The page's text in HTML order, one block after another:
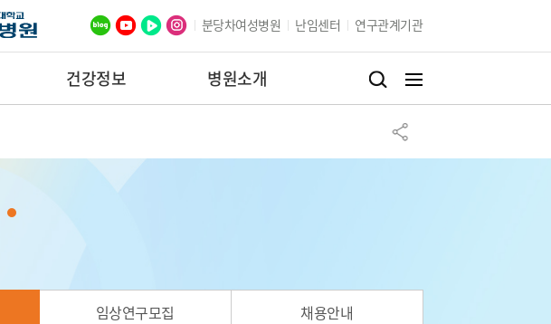
분당차여성병원 난임센터 연구관계기관
건강정보 병원소개
임상연구모집 채용안내